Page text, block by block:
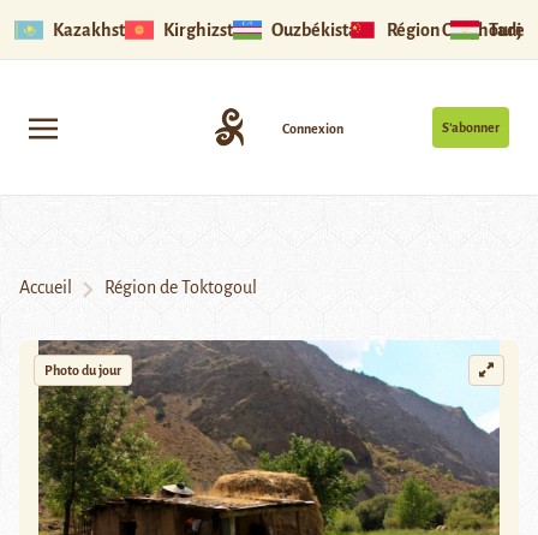
Kazakhstan Kirghizstan Ouzbékistan Région Ouïghoure
S’abonner
Connexion
Accueil Région de Toktogoul
Photo du jour